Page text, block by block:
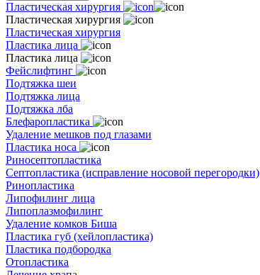
Пластическая хирургия
Пластическая хирургия
Пластическая хирургия
Пластика лица
Пластика лица
Фейслифтинг
Подтяжка шеи
Подтяжка лица
Подтяжка лба
Блефаропластика
Удаление мешков под глазами
Пластика носа
Риносептопластика
Септопластика (исправление носовой перегородки)
Ринопластика
Липофилинг лица
Липоплазмофилинг
Удаление комков Биша
Пластика губ (хейлопластика)
Пластика подбородка
Отопластика